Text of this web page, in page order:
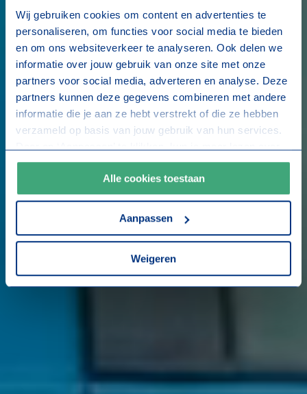
Wij gebruiken cookies om content en advertenties te
personaliseren, om functies voor social media te bieden
en om ons websiteverkeer te analyseren. Ook delen we
informatie over jouw gebruik van onze site met onze
partners voor social media, adverteren en analyse. Deze
partners kunnen deze gegevens combineren met andere
informatie die je aan ze hebt verstrekt of die ze hebben
verzameld op basis van jouw gebruik van hun services.
onze cookies en je voorkeuren aanpassen. Door op ‘Alle
cookies toestaan’ te klikken, ga je akkoord met het
gebruik van alle cookies zoals omschreven in onze
Alle cookies toestaan
Aanpassen
Weigeren